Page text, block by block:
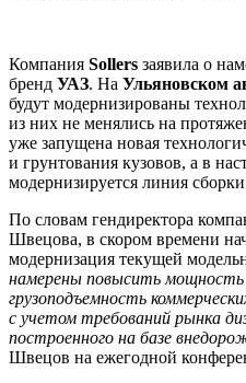
Компания Sollers заявила о
бренд УАЗ. На Ульяновском
будут модернизированы
из них не менялись на
уже запущена новая
и грунтования кузовов, а в
модернизируется линия
По словам гендиректора
Швецова, в скором времени
модернизация текущей
намерены повысить мощность
грузоподъемность
с учетом требований рынка
построенного на базе
Швецов на ежегодной